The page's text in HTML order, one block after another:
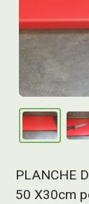
PLANCHE
50 X30cm